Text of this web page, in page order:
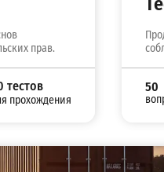
прав.
тестов
прохождения
50